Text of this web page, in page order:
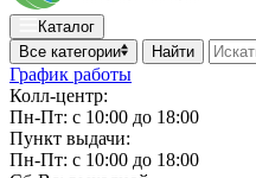
Каталог
Все категории
Найти
График работы
Колл-центр:
Пн-Пт: с 10:00 до 18:00
Пункт выдачи:
Пн-Пт: с 10:00 до 18:00